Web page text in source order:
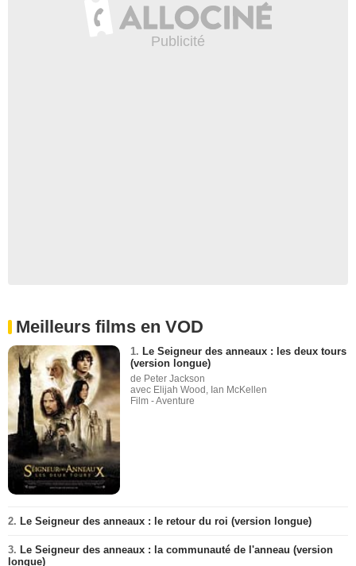
Meilleurs films en VOD
1. Le Seigneur des anneaux : les deux tours
(version longue)
de Peter Jackson
avec Elijah Wood, Ian McKellen
Film - Aventure
2. Le Seigneur des anneaux : le retour du roi (version longue)
3. Le Seigneur des anneaux : la communauté de l'anneau (version
longue)